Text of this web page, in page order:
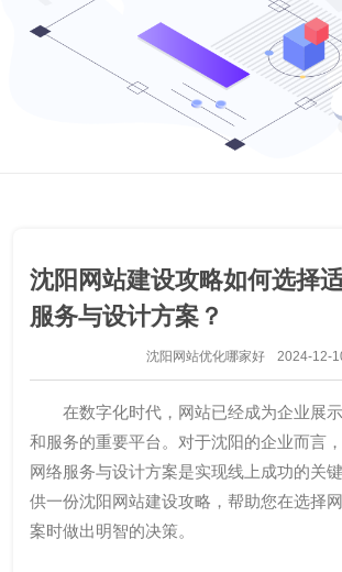
沈阳网站建设攻略如何选择
服务与设计方案？
沈阳网站优化哪家好 2024-12-
在数字化时代，网站已经成为企业展
和服务的重要平台。对于沈阳的企业而言
网络服务与设计方案是实现线上成功的关
供一份沈阳网站建设攻略，帮助您在选择
案时做出明智的决策。